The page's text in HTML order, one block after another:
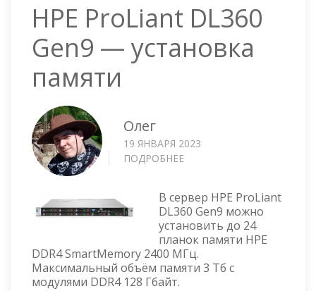
HPE ProLiant DL360
Gen9 — установка
памяти
Олег
19 ЯНВАРЯ 2023
ПОДРОБНЕЕ
DL360
GEN9
—
УСТАНОВКА
ПАМЯТИ
В сервер HPE ProLiant
DL360 Gen9 можно
установить до 24
планок памяти HPE
DDR4 SmartMemory 2400 МГц.
Максимальный объём памяти 3 Тб с
модулями DDR4 128 Гбайт.